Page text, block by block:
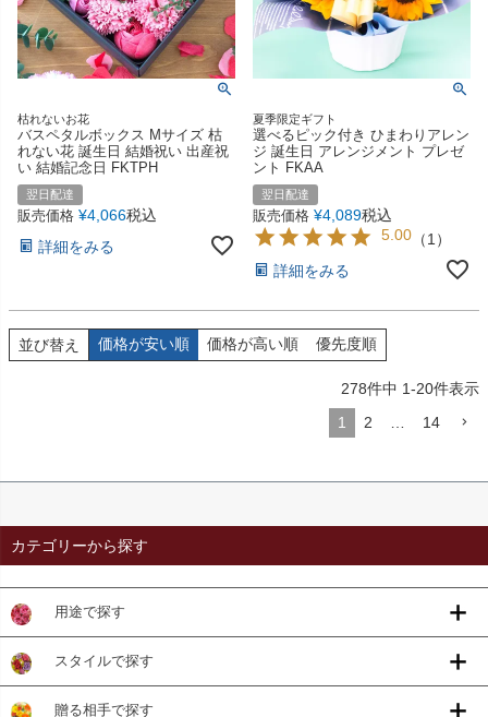
枯れないお花
バスペタルボックス Mサイズ 枯
れない花 誕生日 結婚祝い 出産祝
い 結婚記念日 FKTPH
翌日配達
販売価格 ¥4,066税込
詳細をみる
夏季限定ギフト
選べるピック付き ひまわりアレン
ジ 誕生日 アレンジメント プレゼ
ント FKAA
翌日配達
販売価格 ¥4,089税込
5.00 （1 ）
詳細をみる
並び替え 価格が安い順 価格が高い順 優先度順
278件中 1-20件表示
1
2 14
カテゴリーから探す
用途で探す
スタイルで探す
贈る相手で探す